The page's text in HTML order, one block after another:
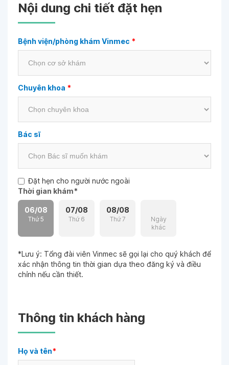
Nội dung chi tiết đặt hẹn
Bệnh viện/phòng khám Vinmec *
Chuyên khoa *
Bác sĩ
Đặt hẹn cho người nước ngoài
Thời gian khám*
06/08
Thứ 5
07/08
Thứ 6
08/08
Thứ 7
Ngày
khác
*Lưu ý: Tổng đài viên Vinmec sẽ gọi lại cho quý khách để
xác nhận thông tin thời gian dựa theo đăng ký và điều
chỉnh nếu cần thiết.
Thông tin khách hàng
Họ và tên*